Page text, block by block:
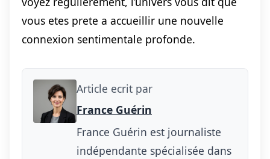
vous etes prete a accueillir une nouvelle
connexion sentimentale profonde.
Article ecrit par
France Guérin
France Guérin est journaliste
indépendante spécialisée dans